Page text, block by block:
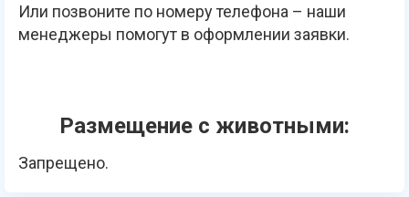
Или позвоните по номеру телефона – наши
менеджеры помогут в оформлении заявки.
Размещение с животными:
Запрещено.